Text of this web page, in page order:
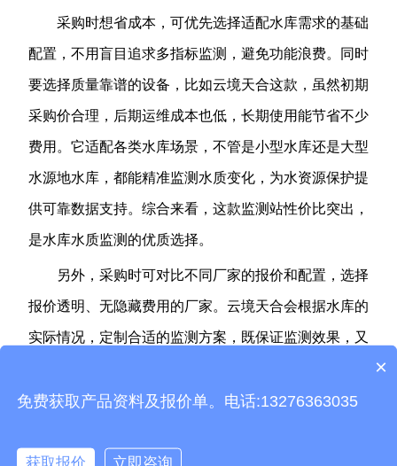
采购时想省成本，可优先选择适配水库需求的基础
配置，不用盲目追求多指标监测，避免功能浪费。同时
要选择质量靠谱的设备，比如云境天合这款，虽然初期
采购价合理，后期运维成本也低，长期使用能节省不少
费用。它适配各类水库场景，不管是小型水库还是大型
水源地水库，都能精准监测水质变化，为水资源保护提
供可靠数据支持。综合来看，这款监测站性价比突出，
是水库水质监测的优质选择。
另外，采购时可对比不同厂家的报价和配置，选择
报价透明、无隐藏费用的厂家。云境天合会根据水库的
实际情况，定制合适的监测方案，既保证监测效果，又
能定制或合作方案咨询需求，可直接联系获取专属服务
产品包含安装吗？
×
免费获取产品资料及报价单。电话:13276363035
获取报价 立即咨询